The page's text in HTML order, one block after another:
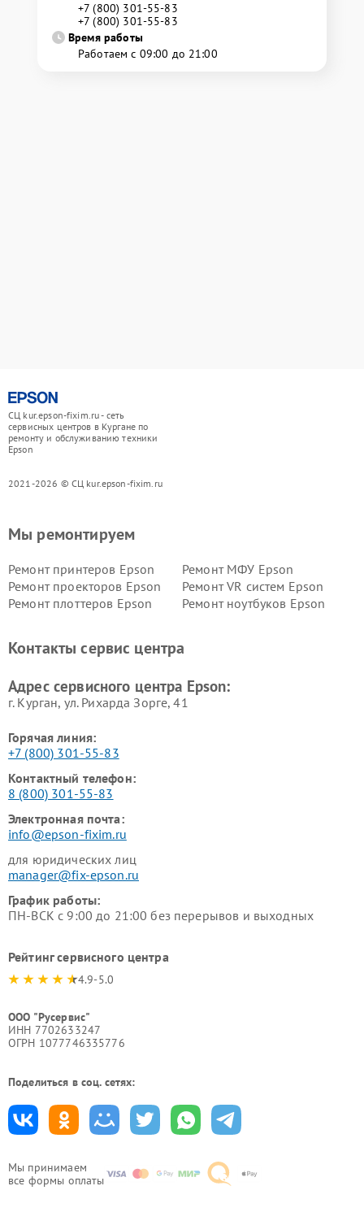
+7 (800) 301-55-83
+7 (800) 301-55-83
Время работы
Работаем с 09:00 до 21:00
СЦ kur.epson-fixim.ru - сеть
сервисных центров в Кургане по
ремонту и обслуживанию техники
Epson
2021-2026 © СЦ kur.epson-fixim.ru
Мы принимаем
все формы оплаты
Мы ремонтируем
Ремонт принтеров Epson
Ремонт МФУ Epson
Ремонт проекторов Epson
Ремонт VR систем Epson
Ремонт плоттеров Epson
Ремонт ноутбуков Epson
Контакты сервис центра
Адрес сервисного центра Epson:
г. Курган, ул. Рихарда Зорге, 41
Горячая линия:
+7 (800) 301-55-83
Контактный телефон:
8 (800) 301-55-83
Электронная почта:
info@epson-fixim.ru
для юридических лиц
manager@fix-epson.ru
График работы:
ПН-ВСК с 9:00 до 21:00 без перерывов и выходных
Рейтинг сервисного центра
4.9-5.0
ООО "Русервис"
ИНН 7702633247
ОГРН 1077746335776
Поделиться в соц. сетях: